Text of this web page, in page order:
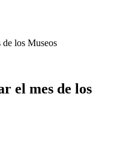
los Museos
el mes de los